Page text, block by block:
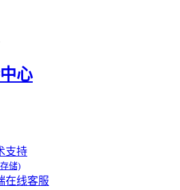
心
支持
储)
在线客服